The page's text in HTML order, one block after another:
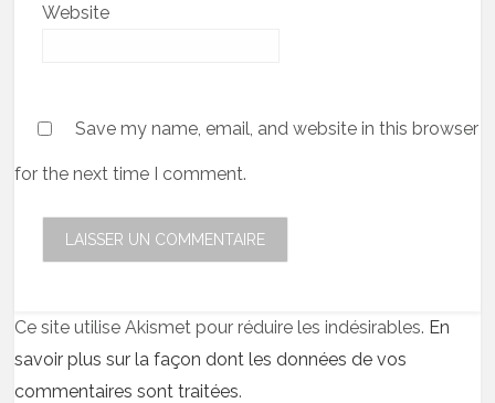
Website
Save my name, email, and website in this browser
for the next time I comment.
Ce site utilise Akismet pour réduire les indésirables. En
savoir plus sur la façon dont les données de vos
commentaires sont traitées.